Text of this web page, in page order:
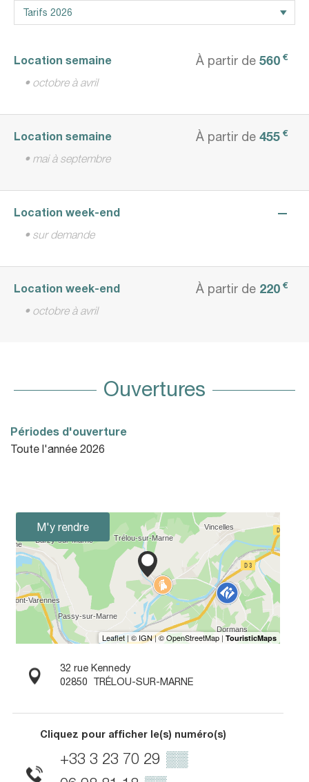
Location semaine À partir de 560 €
• octobre à avril
Location semaine À partir de 455 €
• mai à septembre
Location week-end —
• sur demande
Location week-end À partir de 220 €
• octobre à avril
Ouvertures
Périodes d'ouverture
Toute l'année 2026
M'y rendre
32 rue Kennedy
02850 TRÉLOU-SUR-MARNE
Cliquez pour afficher le(s) numéro(s)
+33 3 23 70 29 ▒▒